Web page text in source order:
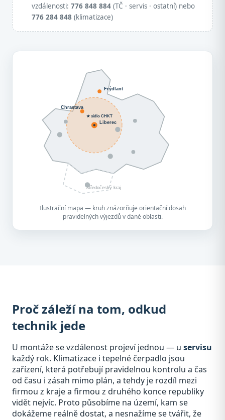
vzdálenosti: 776 848 884 (TČ · servis · ostatní) nebo
776 284 848 (klimatizace)
Středočeský kraj
Liberec
Chrastava
Frýdlant
★ sídlo CHKT
Ilustrační mapa — kruh znázorňuje orientační dosah
pravidelných výjezdů v dané oblasti.
Proč záleží na tom, odkud
technik jede
U montáže se vzdálenost projeví jednou — u servisu
každý rok. Klimatizace i tepelné čerpadlo jsou
zařízení, která potřebují pravidelnou kontrolu a čas
od času i zásah mimo plán, a tehdy je rozdíl mezi
firmou z kraje a firmou z druhého konce republiky
vidět nejvíc. Proto působíme na území, kam se
dokážeme reálně dostat, a nesnažíme se tvářit, že